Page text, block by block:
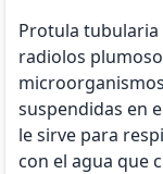
Protula tubularia
radiolos
suspendidas en
le sirve para
con el agua que